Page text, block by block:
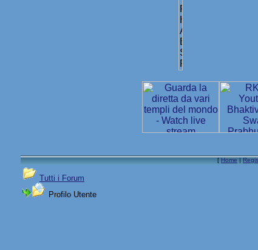
[Home|
Tutti i Forum
Profilo Utente